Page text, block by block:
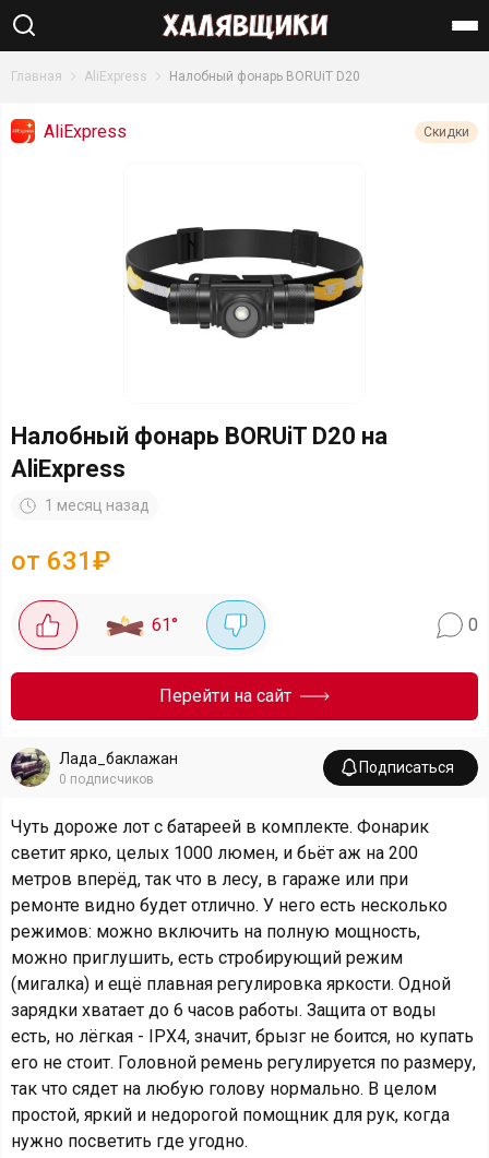
Главная AliExpress Налобный фонарь BORUiT D20
AliExpress Скидки
Налобный фонарь BORUiT D20 на
AliExpress
1 месяц назад
от 631₽
61° 0
Перейти на сайт
Лада_баклажан
0 подписчиков
Подписаться
Чуть дороже лот с батареей в комплекте. Фонарик
светит ярко, целых 1000 люмен, и бьёт аж на 200
метров вперёд, так что в лесу, в гараже или при
ремонте видно будет отлично. У него есть несколько
режимов: можно включить на полную мощность,
можно приглушить, есть стробирующий режим
(мигалка) и ещё плавная регулировка яркости. Одной
зарядки хватает до 6 часов работы. Защита от воды
есть, но лёгкая - IPX4, значит, брызг не боится, но купать
его не стоит. Головной ремень регулируется по размеру,
так что сядет на любую голову нормально. В целом
простой, яркий и недорогой помощник для рук, когда
нужно посветить где угодно.